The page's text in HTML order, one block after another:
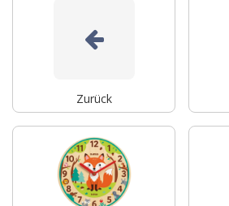
Zurück